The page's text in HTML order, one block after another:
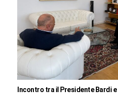
Incontro tra il Presidente Bardi e